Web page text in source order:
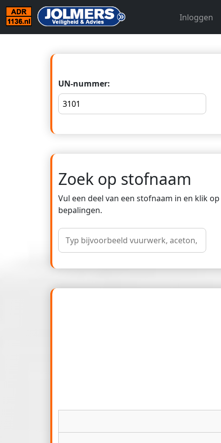
Inloggen
UN-nummer:
Zoek op stofnaam
Vul een deel van een stofnaam in en klik
bepalingen.